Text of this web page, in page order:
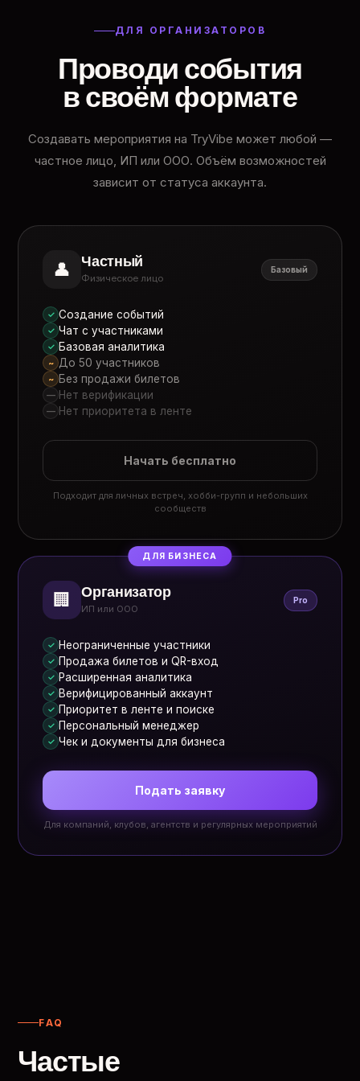
ДЛЯ ОРГАНИЗАТОРОВ
Проводи события
в своём формате
Создавать мероприятия на TryVibe может любой —
частное лицо, ИП или ООО. Объём возможностей
зависит от статуса аккаунта.
👤 Частный
Физическое лицо
Базовый
✓ Создание событий
✓ Чат с участниками
✓ Базовая аналитика
~ До 50 участников
~ Без продажи билетов
— Нет верификации
— Нет приоритета в ленте
Начать бесплатно
Подходит для личных встреч, хобби-групп и небольших
сообществ
ДЛЯ БИЗНЕСА
🏢 Организатор
ИП или ООО
Pro
✓ Неограниченные участники
✓ Продажа билетов и QR-вход
✓ Расширенная аналитика
✓ Верифицированный аккаунт
✓ Приоритет в ленте и поиске
✓ Персональный менеджер
✓ Чек и документы для бизнеса
Подать заявку
Для компаний, клубов, агентств и регулярных мероприятий
FAQ
Частые